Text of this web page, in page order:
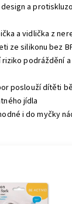
a
a vidlička z
ze silikonu bez
riziko podráždění
poslouží dítěti
jídla
i do myčky